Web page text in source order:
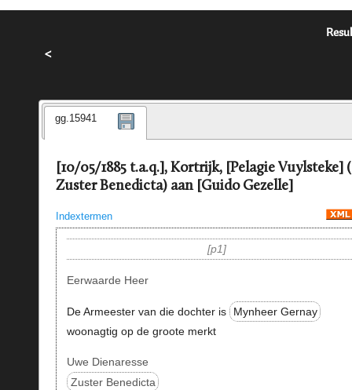
<
gg.15941
[10/05/1885 t.a.q.], Kortrijk, [Pelagie Vuylsteke]
Zuster Benedicta) aan [Guido Gezelle]
Indextermen
p1
Eerwaarde Heer
De Armeester van die dochter is
Mynheer Gernay
woonagtig op de groote merkt
Uwe Dienaresse
Zuster Benedicta